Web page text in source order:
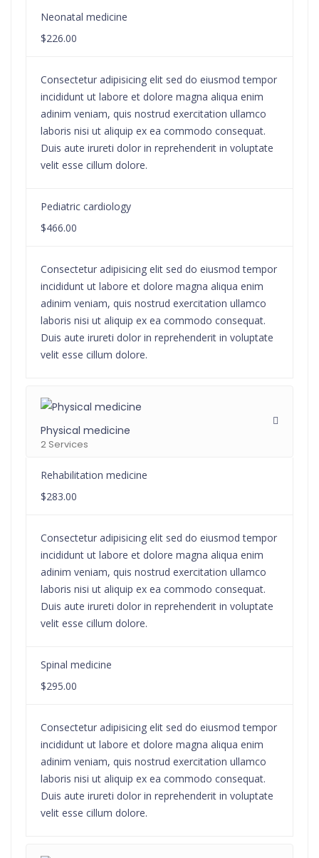
Neonatal medicine
$226.00
Consectetur adipisicing elit sed do eiusmod tempor
incididunt ut labore et dolore magna aliqua enim
adinim veniam, quis nostrud exercitation ullamco
laboris nisi ut aliquip ex ea commodo consequat.
Duis aute irureti dolor in reprehenderit in voluptate
velit esse cillum dolore.
Pediatric cardiology
$466.00
Consectetur adipisicing elit sed do eiusmod tempor
incididunt ut labore et dolore magna aliqua enim
adinim veniam, quis nostrud exercitation ullamco
laboris nisi ut aliquip ex ea commodo consequat.
Duis aute irureti dolor in reprehenderit in voluptate
velit esse cillum dolore.
Physical medicine
2 Services
Rehabilitation medicine
$283.00
Consectetur adipisicing elit sed do eiusmod tempor
incididunt ut labore et dolore magna aliqua enim
adinim veniam, quis nostrud exercitation ullamco
laboris nisi ut aliquip ex ea commodo consequat.
Duis aute irureti dolor in reprehenderit in voluptate
velit esse cillum dolore.
Spinal medicine
$295.00
Consectetur adipisicing elit sed do eiusmod tempor
incididunt ut labore et dolore magna aliqua enim
adinim veniam, quis nostrud exercitation ullamco
laboris nisi ut aliquip ex ea commodo consequat.
Duis aute irureti dolor in reprehenderit in voluptate
velit esse cillum dolore.